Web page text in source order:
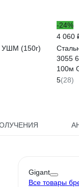
УШМ (150г)
-24%
4 060
3055
100м
5(28)
Gigant
Все товары